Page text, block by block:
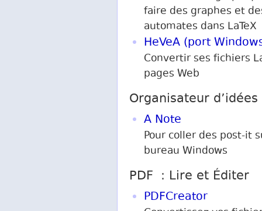
faire des graphes et
automates dans LaTeX
HeVeA (port
Convertir ses fichiers
pages Web
Organisateur d’idées
A Note
Pour coller des post-it
bureau Windows
PDF : Lire et Éditer
PDFCreator